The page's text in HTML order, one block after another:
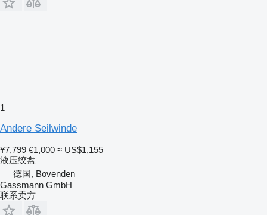
1
Andere Seilwinde
¥7,799 €1,000 ≈ US$1,155
液压绞盘
德国, Bovenden
Gassmann GmbH
联系卖方